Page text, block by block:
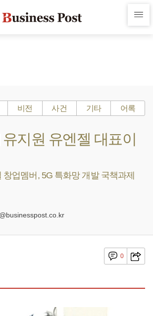
비전 사건 기타 어록
유지원 유엔젤 대표이
창업멤버, 5G 특화망 개발 국책과제
0